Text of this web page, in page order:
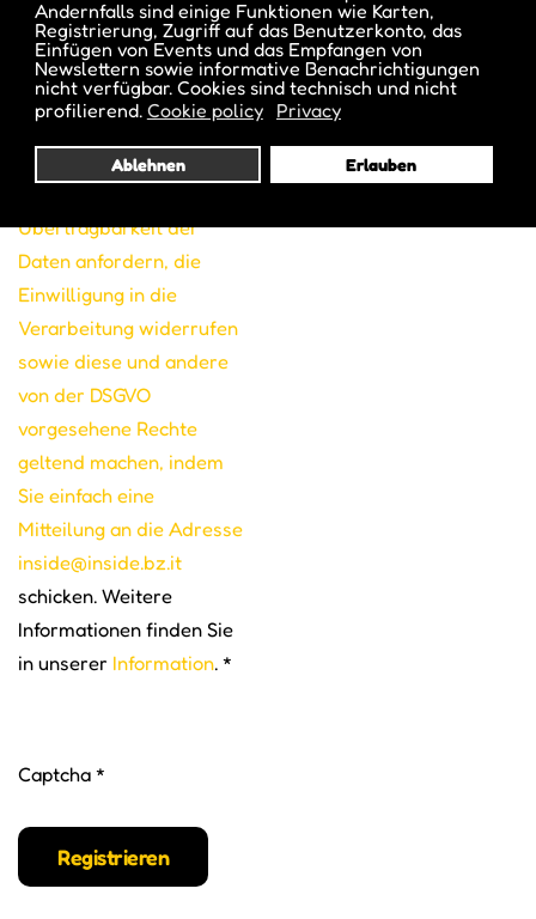
Andernfalls sind einige Funktionen wie Karten,
Registrierung, Zugriff auf das Benutzerkonto, das
Einfügen von Events und das Empfangen von
Newslettern sowie informative Benachrichtigungen
nicht verfügbar. Cookies sind technisch und nicht
profilierend. Cookie policy Privacy
Ablehnen Erlauben
Löschung derselben, die
Einschränkung der
Verarbeitung beantragen
oder sich der
Verarbeitung
Übertragbarkeit der
Daten anfordern, die
Einwilligung in die
Verarbeitung widerrufen
sowie diese und andere
von der DSGVO
vorgesehene Rechte
geltend machen, indem
Sie einfach eine
Mitteilung an die Adresse
inside@inside.bz.it
schicken. Weitere
Informationen finden Sie
in unserer Information. *
Captcha *
Registrieren